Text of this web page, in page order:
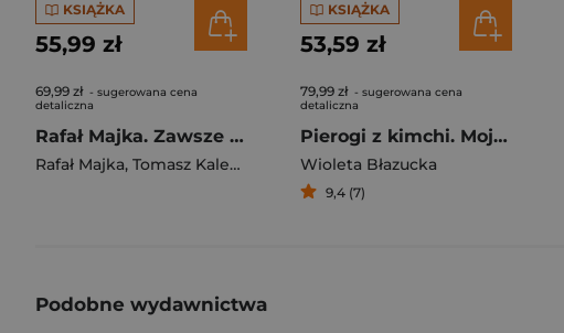
KSIĄŻKA
55,99 zł
69,99 zł - sugerowana cena
detaliczna
Rafał Majka. Zawsze z przodu. Rozmawia Tomasz Kalemba - książka z autografem
Rafał Majka, Tomasz Kalemba
KSIĄŻKA
53,59 zł
79,99 zł - sugerowana cena
detaliczna
Pierogi z kimchi. Moje ulubione azjatyckie przepisy
Wioleta Błazucka
9,4 (7)
Podobne wydawnictwa